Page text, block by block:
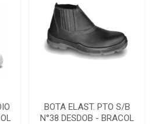
BOTA ELAST. PTO S/B
N°38 DESDOB - BRACOL